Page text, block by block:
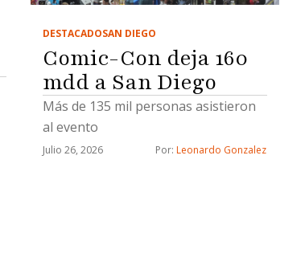
DESTACADOSAN DIEGO
Comic-Con deja 160
mdd a San Diego
Más de 135 mil personas asistieron
al evento
Julio 26, 2026 Por: Leonardo Gonzalez